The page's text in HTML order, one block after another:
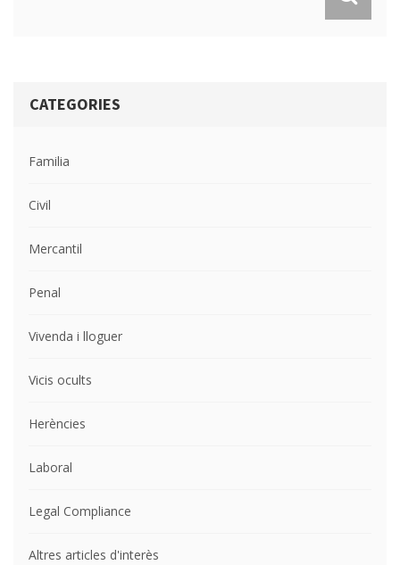
CATEGORIES
Familia
Civil
Mercantil
Penal
Vivenda i lloguer
Vicis ocults
Herències
Laboral
Legal Compliance
Altres articles d'interès